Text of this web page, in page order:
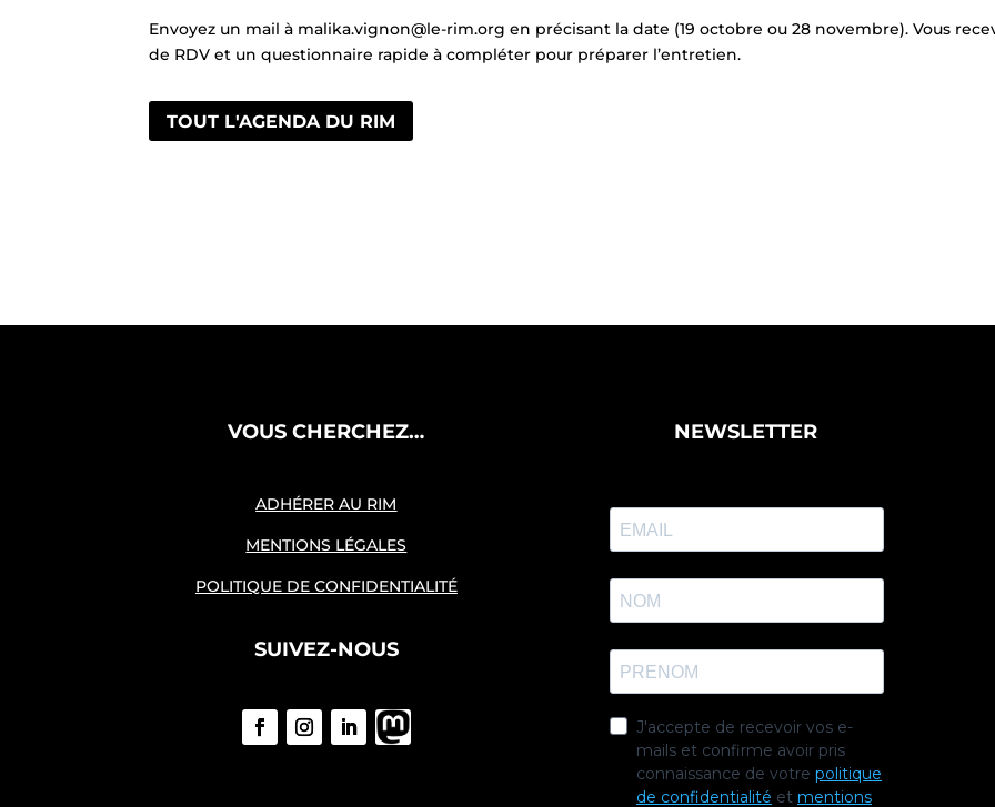
Envoyez un mail à malika.vignon@le-rim.org en précisant la date (19 octobre ou 28 novembre). Vous
de RDV et un questionnaire rapide à compléter pour préparer l’entretien.
TOUT L'AGENDA DU RIM
VOUS CHERCHEZ…
ADHÉRER AU RIM
MENTIONS LÉGALES
POLITIQUE DE CONFIDENTIALITÉ
SUIVEZ-NOUS
NEWSLETTER